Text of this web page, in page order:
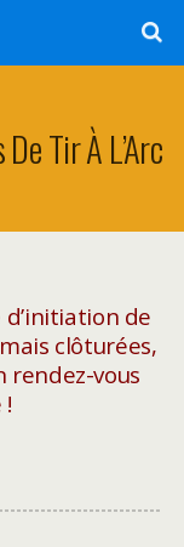
Tir À L’Arc
de
clôturées,
rendez-vous